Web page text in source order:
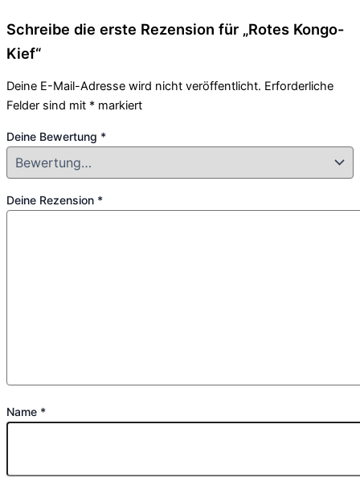
Schreibe die erste Rezension für „Rotes Kongo-
Kief“
Deine E-Mail-Adresse wird nicht veröffentlicht. Erforderliche
Felder sind mit * markiert
Deine Bewertung *
Deine Rezension *
Name *